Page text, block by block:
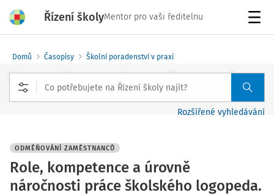
Řízení školyMentor pro vaši ředitelnu
Domů Časopisy Školní poradenství v praxi
Rozšířené vyhledávání
ODMĚŇOVÁNÍ ZAMĚSTNANCŮ
Role, kompetence a úrovně
náročnosti práce školského logopeda.